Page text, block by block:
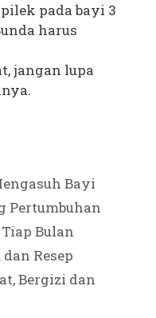
pada bayi 3
harus
jangan lupa
Bayi
Pertumbuhan
Bulan
Resep
Bergizi dan